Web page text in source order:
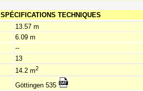
SPÉCIFICATIONS TECHNIQUES
13.57 m
6.09 m
--
13
14.2 m2
Göttingen 535